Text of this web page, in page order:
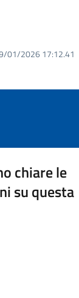
01/2026 17:12.41
chiare le
su questa